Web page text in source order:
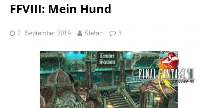
FFVIII: Mein Hund
2. September 2019 Stefan 3